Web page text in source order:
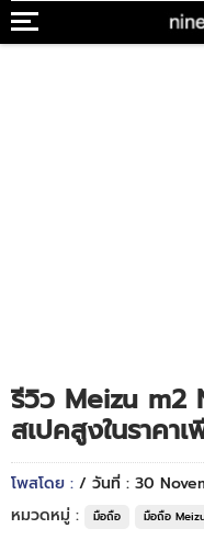
รีวิว Meizu m2
สเปคสูงในราคา
โพสโดย : / วันที่ : 30
หมวดหมู่ :
มือถือ มือถือ